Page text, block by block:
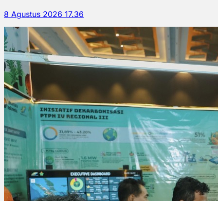
8 Agustus 2026 17.36